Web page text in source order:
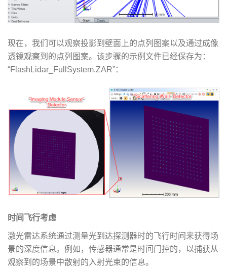
现在，我们可以观察投影到壁面上的点列图案以及通过成像
透镜观察到的点列图案。该步骤的示例文件已经保存为：
“FlashLidar_FullSystem.ZAR”：
时间飞行考虑
激光雷达系统通过测量光到达探测器时的飞行时间来获得场
景的深度信息。例如，传感器通常是时间门控的，以捕获从
观察到的场景中散射的入射光束的信息。